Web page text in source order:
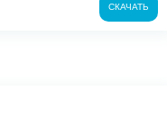
СКАЧАТЬ